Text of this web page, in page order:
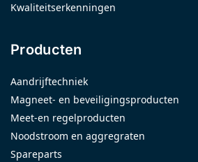
Kwaliteitserkenningen
Producten
Aandrijftechniek
Magneet- en beveiligingsproducten
Meet-en regelproducten
Noodstroom en aggregraten
Spareparts